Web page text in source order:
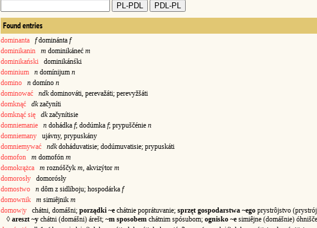
Found entries
dominanta fdominánta f
dominikanin
m dominikáneć m
dominikański dominikánśki
dominium
n domínijum n
domino
n domíno n
dominować
ndkdominováti, perevažáti; perevyžšáti
domknąć
dkzačyníti
domknąć się
dkzačynítisie
domniemanie
n dohádka f; dodúmka f; prypuščénie n
domniemany ujávny, prypuskány
domniemywać
ndkdoháduvatisie; dodúmuvatisie; prypuskáti
domofon
m domofón m
domokrążca
m roznóščyk m , akvizýtor m
domorosły domorósły
domostwo
n dôm z sidlíboju; hospodárka f
domownik
m simiêjnik m
domow|y chátni, domášni; porządki ~e chátnie poprátuvanie; sprzęt gospodarstwa ~ego prystrôjstvo
◊ areszt ~y chátni (domášni) árešt; ~m sposobem chátnim spósubom; ognisko ~e simiêjne (domášnie)